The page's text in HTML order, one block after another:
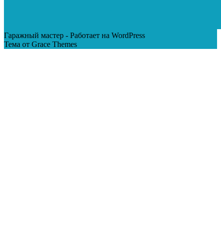
Гаражный мастер - Работает на WordPress
Тема от Grace Themes